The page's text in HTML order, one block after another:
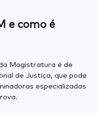
e como é
Magistratura é de
de Justiça, que pode
especializadas